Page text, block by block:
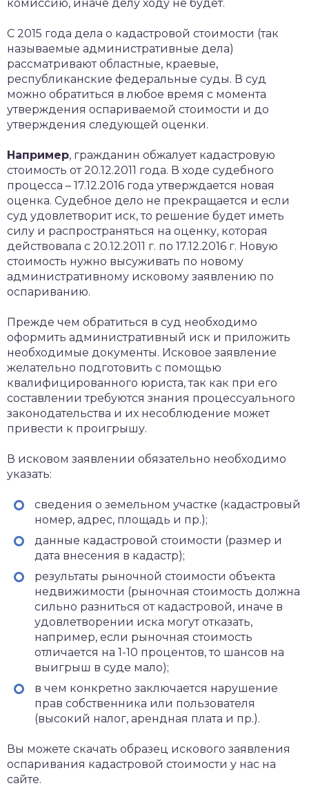
комиссию, иначе делу ходу не будет.
С 2015 года дела о кадастровой стоимости (так
называемые административные дела)
рассматривают областные, краевые,
республиканские федеральные суды. В суд
можно обратиться в любое время с момента
утверждения оспариваемой стоимости и до
утверждения следующей оценки.
Например, гражданин обжалует кадастровую
стоимость от 20.12.2011 года. В ходе судебного
процесса – 17.12.2016 года утверждается новая
оценка. Судебное дело не прекращается и если
суд удовлетворит иск, то решение будет иметь
силу и распространяться на оценку, которая
действовала с 20.12.2011 г. по 17.12.2016 г. Новую
стоимость нужно высуживать по новому
административному исковому заявлению по
оспариванию.
Прежде чем обратиться в суд необходимо
оформить административный иск и приложить
необходимые документы. Исковое заявление
желательно подготовить с помощью
квалифицированного юриста, так как при его
составлении требуются знания процессуального
законодательства и их несоблюдение может
привести к проигрышу.
В исковом заявлении обязательно необходимо
указать:
сведения о земельном участке (кадастровый
номер, адрес, площадь и пр.);
данные кадастровой стоимости (размер и
дата внесения в кадастр);
результаты рыночной стоимости объекта
недвижимости (рыночная стоимость должна
сильно разниться от кадастровой, иначе в
удовлетворении иска могут отказать,
например, если рыночная стоимость
отличается на 1-10 процентов, то шансов на
выигрыш в суде мало);
в чем конкретно заключается нарушение
прав собственника или пользователя
(высокий налог, арендная плата и пр.).
Вы можете скачать образец искового заявления
оспаривания кадастровой стоимости у нас на
сайте.